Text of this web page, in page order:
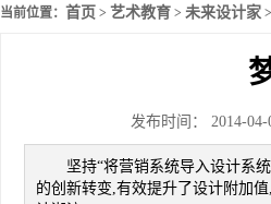
当前位置： 首页 > 艺术教育 > 未来设计家
发布时间： 2014-04-
坚持“将营销系统导入设计系
的创新转变,有效提升了设计附加